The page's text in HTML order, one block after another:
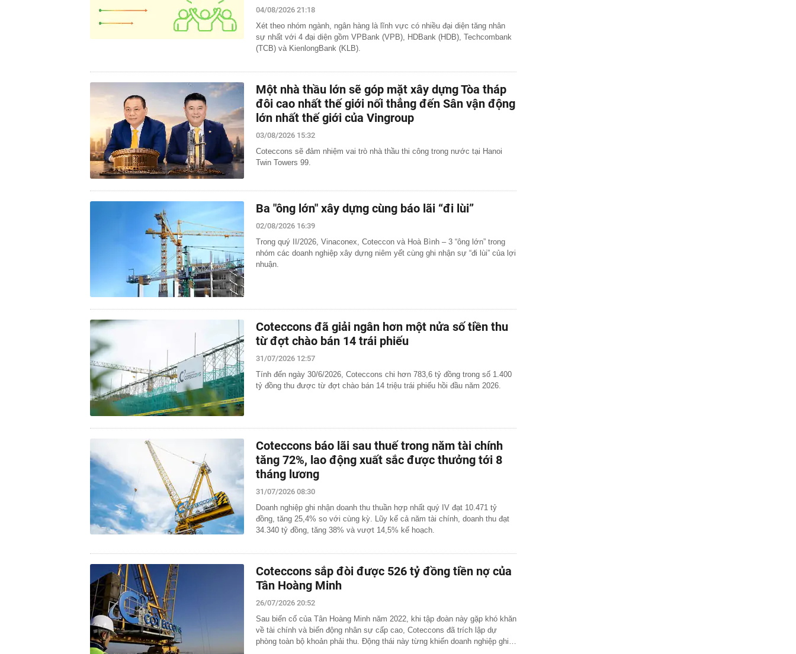
04/08/2026 21:18
Xét theo nhóm ngành, ngân hàng là lĩnh vực có nhiều đại diện tăng nhân
sự nhất với 4 đại diện gồm VPBank (VPB), HDBank (HDB), Techcombank
(TCB) và KienlongBank (KLB).
Một nhà thầu lớn sẽ góp mặt xây dựng Tòa tháp
đôi cao nhất thế giới nối thẳng đến Sân vận động
lớn nhất thế giới của Vingroup
03/08/2026 15:32
Coteccons sẽ đảm nhiệm vai trò nhà thầu thi công trong nước tại Hanoi
Twin Towers 99.
Ba "ông lớn" xây dựng cùng báo lãi “đi lùi”
02/08/2026 16:39
Trong quý II/2026, Vinaconex, Coteccon và Hoà Bình – 3 “ông lớn” trong
nhóm các doanh nghiệp xây dựng niêm yết cùng ghi nhận sự “đi lùi” của lợi
nhuận.
Coteccons đã giải ngân hơn một nửa số tiền thu
từ đợt chào bán 14 trái phiếu
31/07/2026 12:57
Tính đến ngày 30/6/2026, Coteccons chi hơn 783,6 tỷ đồng trong số 1.400
tỷ đồng thu được từ đợt chào bán 14 triệu trái phiếu hồi đầu năm 2026.
Coteccons báo lãi sau thuế trong năm tài chính
tăng 72%, lao động xuất sắc được thưởng tới 8
tháng lương
31/07/2026 08:30
Doanh nghiệp ghi nhận doanh thu thuần hợp nhất quý IV đạt 10.471 tỷ
đồng, tăng 25,4% so với cùng kỳ. Lũy kế cả năm tài chính, doanh thu đạt
34.340 tỷ đồng, tăng 38% và vượt 14,5% kế hoạch.
Coteccons sắp đòi được 526 tỷ đồng tiền nợ của
Tân Hoàng Minh
26/07/2026 20:52
Sau biến cố của Tân Hoàng Minh năm 2022, khi tập đoàn này gặp khó khăn
về tài chính và biến động nhân sự cấp cao, Coteccons đã trích lập dự
phòng toàn bộ khoản phải thu. Động thái này từng khiến doanh nghiệp ghi…